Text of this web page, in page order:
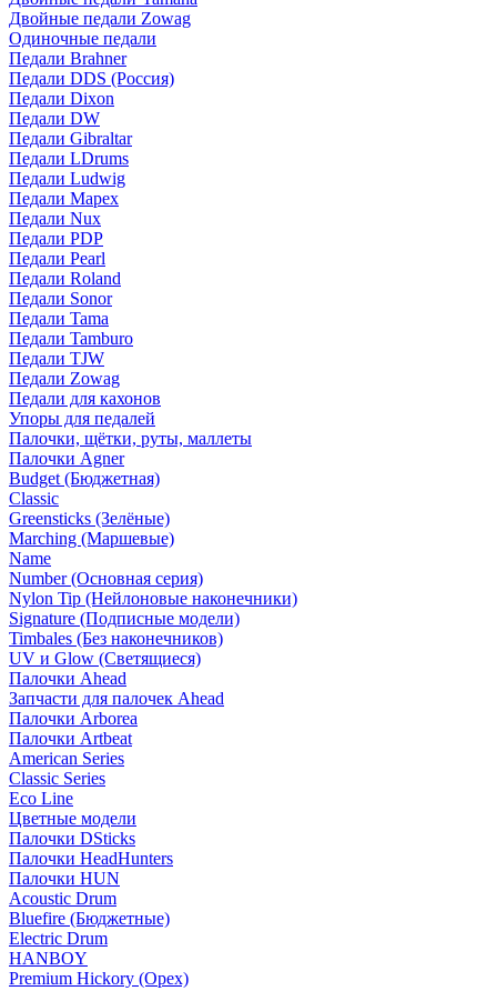
Двойные педали Zowag
Одиночные педали
Педали Brahner
Педали DDS (Россия)
Педали Dixon
Педали DW
Педали Gibraltar
Педали LDrums
Педали Ludwig
Педали Mapex
Педали Nux
Педали PDP
Педали Pearl
Педали Roland
Педали Sonor
Педали Tama
Педали Tamburo
Педали TJW
Педали Zowag
Педали для кахонов
Упоры для педалей
Палочки, щётки, руты, маллеты
Палочки Agner
Budget (Бюджетная)
Classic
Greensticks (Зелёные)
Marching (Маршевые)
Name
Number (Основная серия)
Nylon Tip (Нейлоновые наконечники)
Signature (Подписные модели)
Timbales (Без наконечников)
UV и Glow (Светящиеся)
Палочки Ahead
Запчасти для палочек Ahead
Палочки Arborea
Палочки Artbeat
American Series
Classic Series
Eco Line
Цветные модели
Палочки DSticks
Палочки HeadHunters
Палочки HUN
Acoustic Drum
Bluefire (Бюджетные)
Electric Drum
HANBOY
Premium Hickory (Орех)